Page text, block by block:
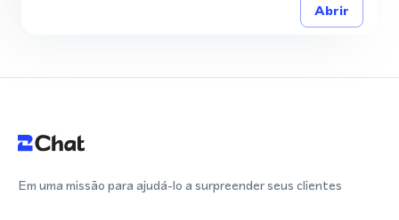
Abrir
Em uma missão para ajudá-lo a surpreender seus clientes